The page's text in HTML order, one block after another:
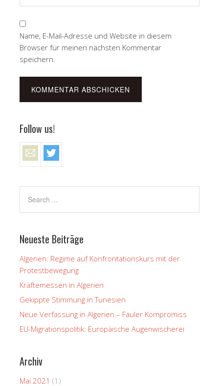
Name, E-Mail-Adresse und Website in diesem
Browser für meinen nächsten Kommentar
speichern.
Follow us!
Neueste Beiträge
Algerien: Regime auf Konfrontationskurs mit der
Protestbewegung
Kräftemessen in Algerien
Gekippte Stimmung in Tunesien
Neue Verfassung in Algerien – Fauler Kompromiss
EU-Migrationspolitik: Europäische Augenwischerei
Archiv
Mai 2021 (1)